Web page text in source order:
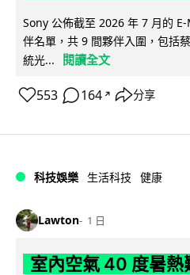
Sony 公佈截至 2026 年 7 月的
伴名單，共 9 間夥伴入圍，包括
統光...
閱讀全文
553 164 ↗ 分享
科技娛樂 生活科技 健康
Lawton 1 日
室內空氣 40 度暑熱